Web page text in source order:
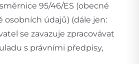
95/46/ES (obecné
osobních údajů) (dále jen:
se zavazuje zpracovávat
s právními předpisy,